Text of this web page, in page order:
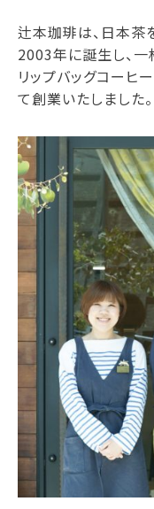
辻本珈琲は、日本茶
2003年に誕生し、一
リップバッグコーヒ
て創業いたしました。